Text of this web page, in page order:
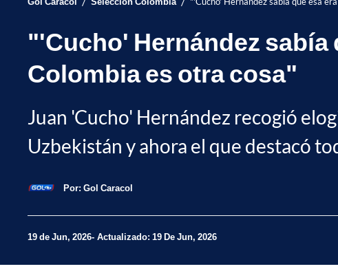
"'Cucho' Hernández sabía
Colombia es otra cosa"
Juan 'Cucho' Hernández recogió
Uzbekistán y ahora el que destacó
Por: Gol Caracol
19 de Jun, 2026 Actualizado: 19 De Jun, 2026